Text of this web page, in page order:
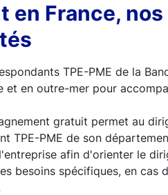
en France,
TPE-PME de la
et en outre-mer pour
gratuit permet au
TPE-PME de son
afin d'orienter le
besoins spécifiques, en